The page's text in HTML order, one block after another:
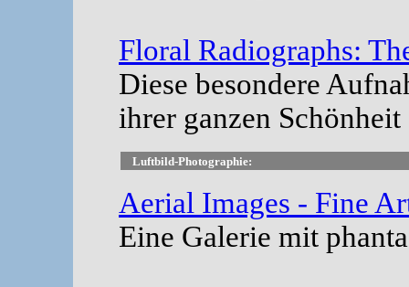
Floral Radiographs:
Diese besondere
ihrer ganzen
Luftbild-Photographie:
Aerial Images - Fine
Eine Galerie mit